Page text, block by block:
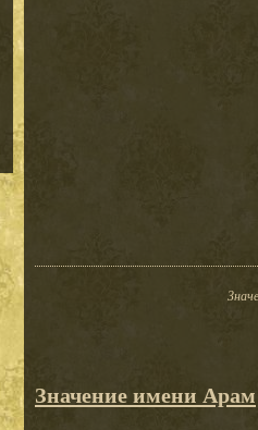
Значение имени Арам